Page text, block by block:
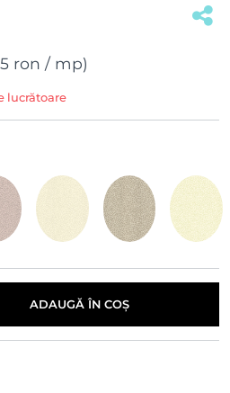
ron / mp)
lucrătoare
ADAUGĂ ÎN COȘ